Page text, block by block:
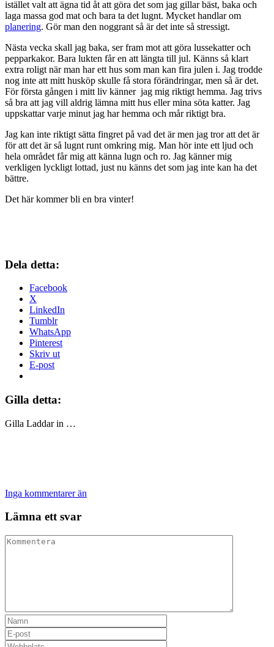
istället valt att ägna tid åt att göra det som jag gillar bäst, baka och
laga massa god mat och bara ta det lugnt. Mycket handlar om
planering. Gör man den noggrant så är det inte så stressigt.
Nästa vecka skall jag baka, ser fram mot att göra lussekatter och
pepparkakor. Bara lukten får en att längta till jul. Känns så klart
extra roligt när man har ett hus som man kan fira julen i. Jag trodde
nog inte att mitt husköp skulle få stora förändringar, men så är det.
För första gången i mitt liv känner jag mig riktigt hemma. Jag trivs
så bra att jag vill aldrig lämna mitt hus eller mina söta katter. Jag
uppskattar varje minut jag har hemma och mår riktigt bra.
Jag kan inte riktigt sätta fingret på vad det är men jag tror att det är
för att det är så lugnt runt omkring mig. Man hör inte ett ljud och
hela området får mig att känna lugn och ro. Jag känner mig
verkligen lyckligt lottad, just nu känns det som jag inte kan ha det
bättre.
Det här kommer bli en bra vinter!
Dela detta:
Facebook
X
LinkedIn
Tumblr
WhatsApp
Pinterest
Skriv ut
E-post
Gilla detta:
Gilla Laddar in …
Inga kommentarer än
Lämna ett svar